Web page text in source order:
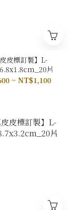
皮皮標訂製】L-
片
~ NT$1,100